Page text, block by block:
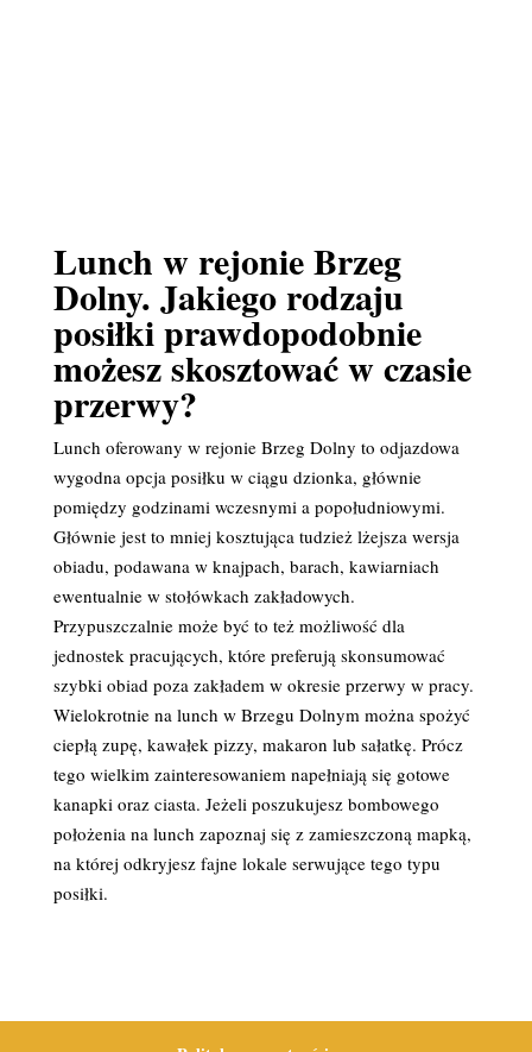
Lunch w rejonie Brzeg
Dolny. Jakiego rodzaju
posiłki prawdopodobnie
możesz skosztować w czasie
przerwy?
Lunch oferowany w rejonie Brzeg Dolny to odjazdowa
wygodna opcja posiłku w ciągu dzionka, głównie
pomiędzy godzinami wczesnymi a popołudniowymi.
Głównie jest to mniej kosztująca tudzież lżejsza wersja
obiadu, podawana w knajpach, barach, kawiarniach
ewentualnie w stołówkach zakładowych.
Przypuszczalnie może być to też możliwość dla
jednostek pracujących, które preferują skonsumować
szybki obiad poza zakładem w okresie przerwy w pracy.
Wielokrotnie na lunch w Brzegu Dolnym można spożyć
ciepłą zupę, kawałek pizzy, makaron lub sałatkę. Prócz
tego wielkim zainteresowaniem napełniają się gotowe
kanapki oraz ciasta. Jeżeli poszukujesz bombowego
położenia na lunch zapoznaj się z zamieszczoną mapką,
na której odkryjesz fajne lokale serwujące tego typu
posiłki.